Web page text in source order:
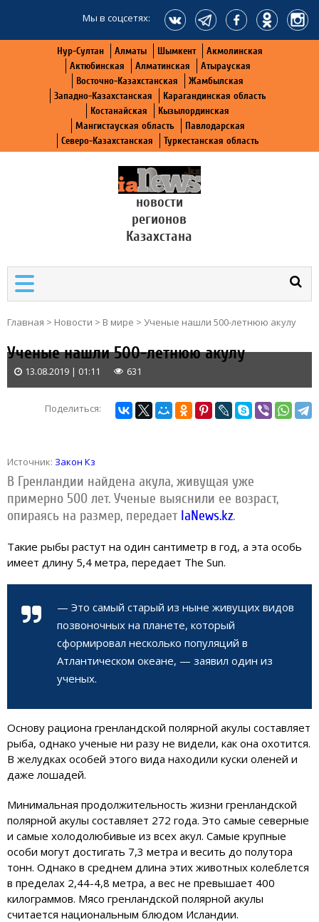
Мы в соцсетях:
Нур-Султан Алматы Шымкент
Акмолинская
Актюбинская
Алматинская
Атырауская
Восточно-Казахстанская
Жамбылская
Западно-Казахстанская
Карагандинская область
Костанайская
Кызылординская
Мангистауская область
Павлодарская
Северо-Казахстанская
Туркестанская область
новости
регионов
Казахстана
Главная > Новости > В мире > Ученые нашли 500-летнюю акулу
Ученые нашли 500-летнюю акулу
13.08.2019 | 01:11 631
Поделиться:
Источник: Закон Кз
В Гренландии найдена акула, живущая уже
примерно 500 лет. Ученые выяснили ее возраст,
опираясь на размер, передаетIaNews.kz.
Такие рыбы растут на один сантиметр в год, а эта особь
имеет длину 5,4 метра, передает The Sun.
— Это самый старый из ныне живущих видов
позвоночных на планете, который
сформировал несколько популяций в
Атлантическом океане, — заявил один из
ученых.
Основу рациона гренландской полярной акулы составляет
рыба, однако ученые ни разу не видели, как она охотится.
В желудках особей этого вида находили куски оленей и
даже лошадей.
Минимальная продолжительность жизни гренландской
полярной акулы составляет 272 года. Это самые северные
и самые холодолюбивые из всех акул. Самые крупные
особи могут достигать 7,3 метра и весить до полутора
тонн. Однако в среднем длина этих животных колеблется
в пределах 2,44-4,8 метра, а вес не превышает 400
килограммов. Мясо гренландской полярной акулы
считается национальным блюдом Исландии.